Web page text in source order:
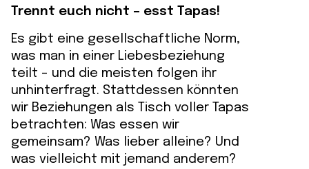
Trennt euch nicht – esst Tapas!
Es gibt eine gesellschaftliche Norm,
was man in einer Liebesbeziehung
teilt – und die meisten folgen ihr
unhinterfragt. Stattdessen könnten
wir Beziehungen als Tisch voller Tapas
betrachten: Was essen wir
gemeinsam? Was lieber alleine? Und
was vielleicht mit jemand anderem?